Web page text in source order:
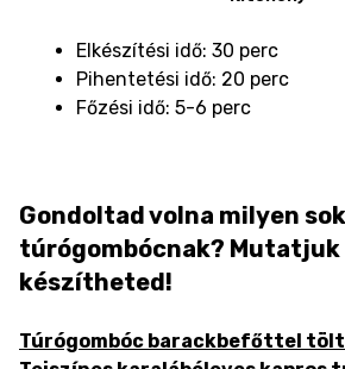
Elkészítési idő: 30 perc
Pihentetési idő: 20 perc
Főzési idő: 5-6 perc
Gondoltad volna milyen
túrógombócnak? Mutatjuk
készítheted!
Túrógombóc barackbefőttel